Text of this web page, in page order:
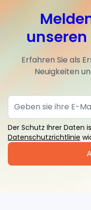
Erfahren Sie als
Neuigkeiten
Der Schutz Ihrer Daten
Datenschutzrichtlinie